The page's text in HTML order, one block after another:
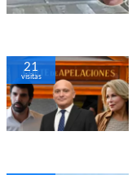
21
visitas